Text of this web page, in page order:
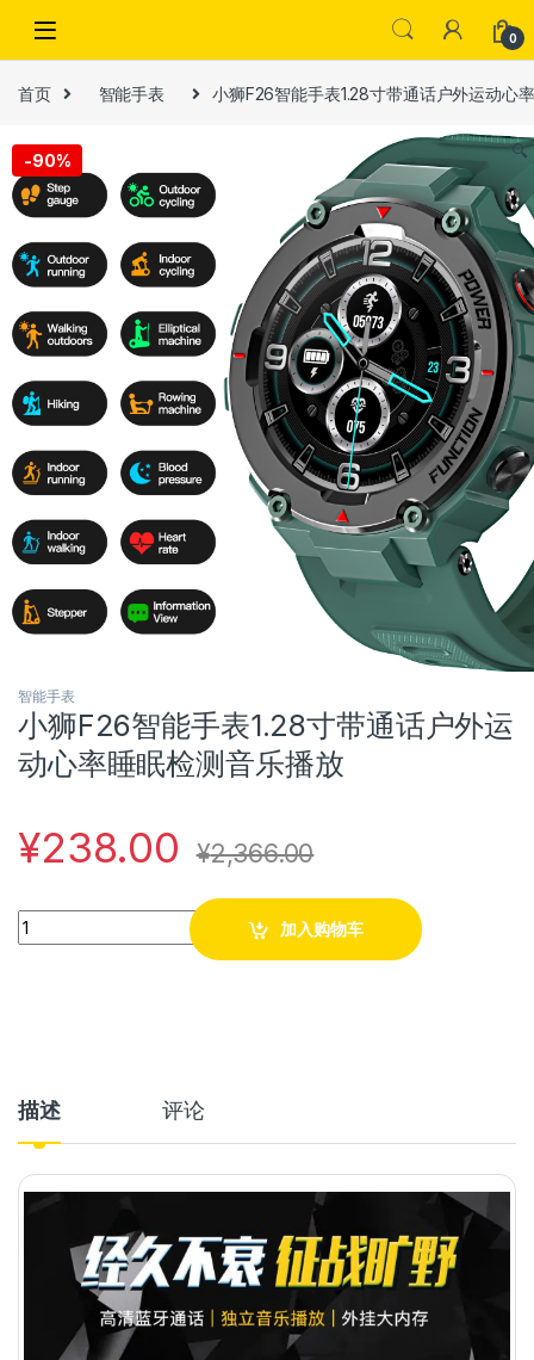
0
首页 智能手表 小狮F26智能手表1.28寸带通话户外运动心
-90% 🔍
智能手表
小狮F26智能手表1.28寸带通话户外运
动心率睡眠检测音乐播放
¥238.00 ¥2,366.00
Quantity
加入购物车
描述 评论